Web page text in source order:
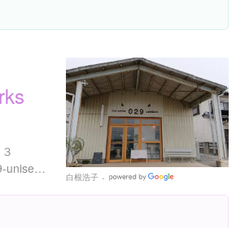
http://otto-hair-works-029-unisex-hairdresser.business.site/
白根浩子
Places